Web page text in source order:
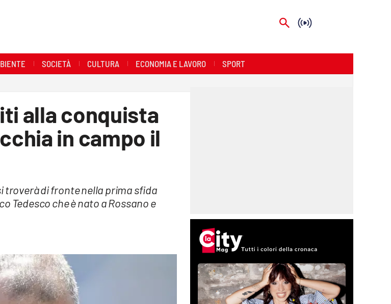
SOCIETÀ CULTURA ECONOMIA E LAVORO SPORT
alla conquista
in campo il
troverà di fronte nella prima sfida
Tedesco che è nato a Rossano e